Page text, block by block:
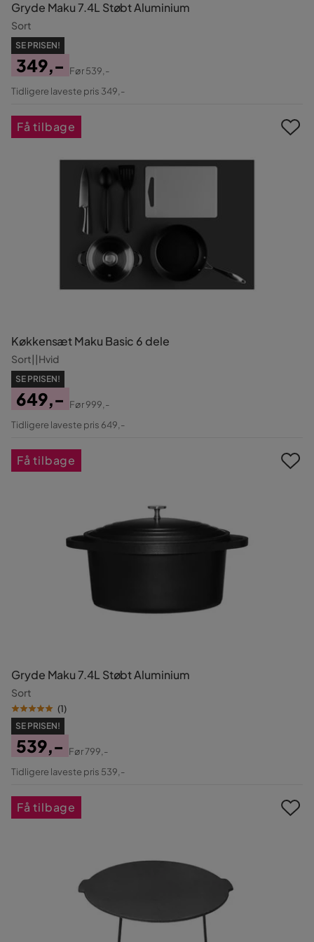
Gryde Maku 7.4L Støbt Aluminium
Sort
SE PRISEN!
Pris
349,-
Original
Før539,-
Tidligere laveste pris 349,-
Køkkensæt Maku Basic 6 dele
Sort||Hvid
SE PRISEN!
Pris
649,-
Original
Før999,-
Tidligere laveste pris 649,-
Få tilbage
Gryde Maku 7.4L Støbt Aluminium
Sort
(1)
SE PRISEN!
Pris
539,-
Original
Før799,-
Tidligere laveste pris 539,-
Få tilbage
Få tilbage